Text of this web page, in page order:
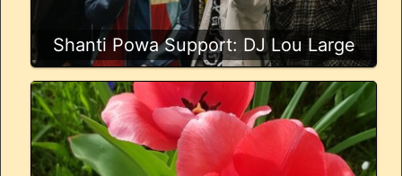
Shanti Powa Support: DJ Lou Large